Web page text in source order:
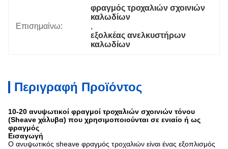
Επισημαίνω:
φραγμός τροχαλιών σχοινιών
καλωδίων
,
εξολκέας ανελκυστήρων
καλωδίων
Περιγραφή Προϊόντος
10-20 ανυψωτικοί φραγμοί τροχαλιών σχοινιών τόνου
(Sheave χάλυβα) που χρησιμοποιούνται σε ενιαίο ή ως
φραγμός
Εισαγωγή
Ο ανυψωτικός sheave φραγμός τροχαλιών είναι ένας εξοπλισμός